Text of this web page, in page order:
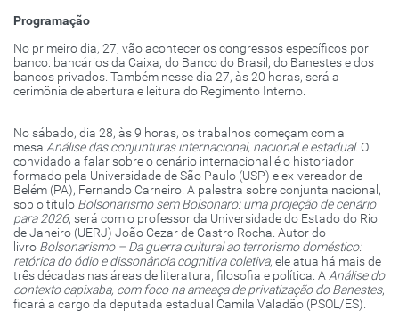
Programação
No primeiro dia, 27, vão acontecer os congressos específicos por
banco: bancários da Caixa, do Banco do Brasil, do Banestes e dos
bancos privados. Também nesse dia 27, às 20 horas, será a
cerimônia de abertura e leitura do Regimento Interno.
No sábado, dia 28, às 9 horas, os trabalhos começam com a
mesa Análise das conjunturas internacional, nacional e estadual. O
convidado a falar sobre o cenário internacional é o historiador
formado pela Universidade de São Paulo (USP) e ex-vereador de
Belém (PA), Fernando Carneiro. A palestra sobre conjunta nacional,
sob o título Bolsonarismo sem Bolsonaro: uma projeção de cenário
para 2026, será com o professor da Universidade do Estado do Rio
de Janeiro (UERJ) João Cezar de Castro Rocha. Autor do
livro Bolsonarismo – Da guerra cultural ao terrorismo doméstico:
retórica do ódio e dissonância cognitiva coletiva, ele atua há mais de
três décadas nas áreas de literatura, filosofia e política. AAnálise do
contexto capixaba, com foco na ameaça de privatização do Banestes,
ficará a cargo da deputada estadual Camila Valadão (PSOL/ES).